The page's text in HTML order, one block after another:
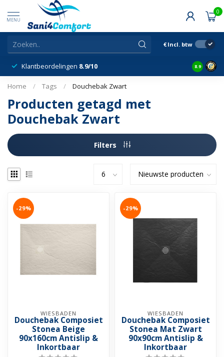
MENU
0
€ Incl. btw
Klantbeordelingen 8.9/10 8.9
Home / Tags / Douchebak Zwart
Producten getagd met
Douchebak Zwart
Filters
-29%
WIESBADEN
Douchebak Composiet
Stonea Beige
90x160cm Antislip &
Inkortbaar
-29%
WIESBADEN
Douchebak Composiet
Stonea Mat Zwart
90x90cm Antislip &
Inkortbaar